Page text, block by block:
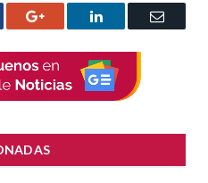
Google+ LinkedIn
Correo